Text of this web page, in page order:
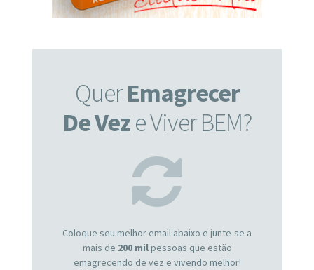
QuerEmagrecer
De Veze Viver BEM?
Coloque seu melhor email abaixo e junte-se a
mais de 200 milpessoas que estão
emagrecendo de vez e vivendo melhor!